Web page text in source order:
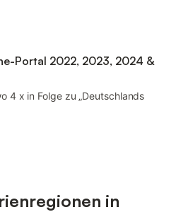
Portal 2022, 2023, 2024 &
4 x in Folge zu „Deutschlands
in